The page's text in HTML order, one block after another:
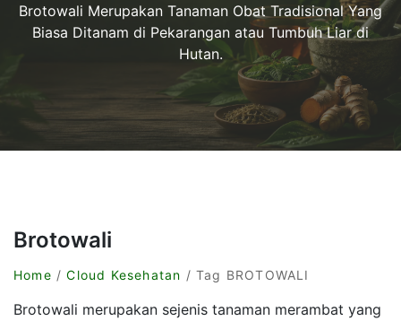
Brotowali Merupakan Tanaman Obat Tradisional Yang
Biasa Ditanam di Pekarangan atau Tumbuh Liar di
Hutan.
Brotowali
Home /Cloud Kesehatan / Tag BROTOWALI
Brotowali merupakan sejenis tanaman merambat yang